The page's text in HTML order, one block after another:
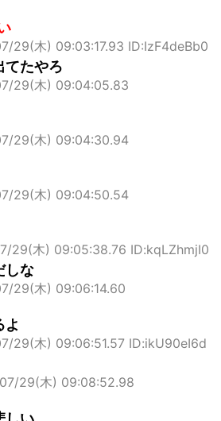
29(木) 09:03:17.93 ID:IzF4deBb0
てたやろ
29(木) 09:04:05.83
29(木) 09:04:30.94
29(木) 09:04:50.54
29(木) 09:05:38.76 ID:kqLZhmjI0
しな
29(木) 09:06:14.60
よ
29(木) 09:06:51.57 ID:ikU90eI6d
29(木) 09:08:52.98